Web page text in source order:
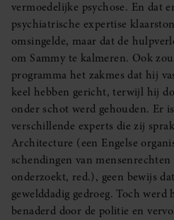
vermoedelijke psychose. En dat
psychiatrische expertise
omsingelde, maar dat de
om Sammy te kalmeren. Ook
programma het zakmes dat hij
keel hebben gericht, terwijl hij
onder schot werd gehouden. Er
verschillende experts die zij
Architecture (een Engelse
schendingen van
onderzoekt, red.), geen bewijs
gewelddadig gedroeg. Toch
benaderd door de politie en